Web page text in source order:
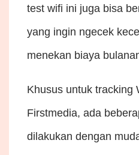
test wifi ini juga bisa
yang ingin ngecek
menekan biaya
Khusus untuk tracking
Firstmedia, ada
dilakukan dengan